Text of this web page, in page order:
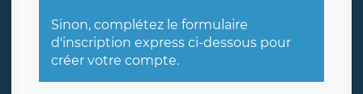
Sinon, complétez le formulaire
d'inscription express ci-dessous pour
créer votre compte.